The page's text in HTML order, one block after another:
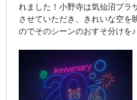
れました！小野寺は気仙沼プラ
させていただき、きれいな空を
のでそのシーンのおすそ分けを♪